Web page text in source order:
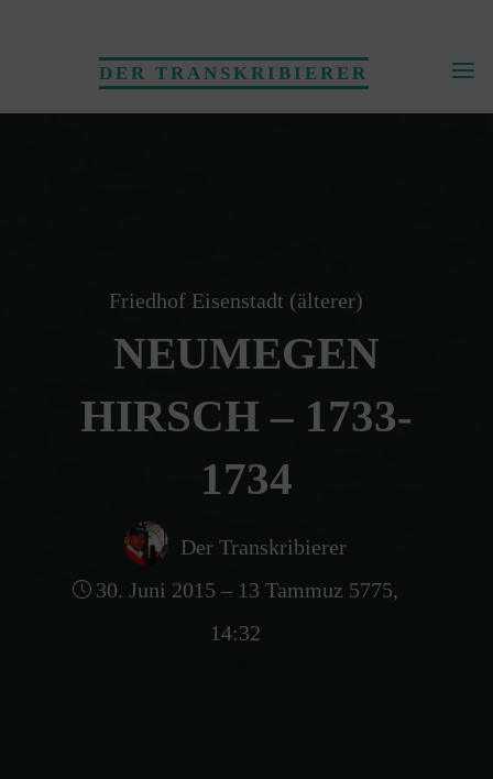
DER TRANSKRIBIERER
Friedhof Eisenstadt (älterer)
NEUMEGEN
HIRSCH – 1733-
1734
Der Transkribierer
30. Juni 2015 – 13 Tammuz 5775,
14:32